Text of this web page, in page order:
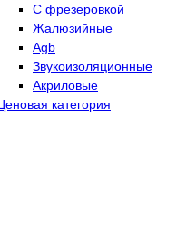
С фрезеровкой
Жалюзийные
Agb
Звукоизоляционные
Акриловые
категория